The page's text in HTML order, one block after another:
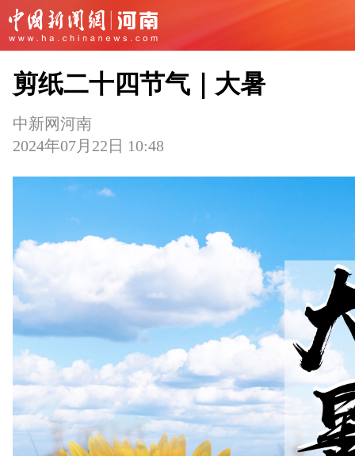
剪纸二十四节气｜大暑
中新网河南
2024年07月22日 10:48